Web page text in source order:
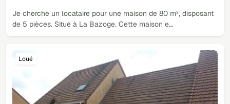
Je cherche un locataire pour une maison de 80 m², disposant
de 5 pièces. Situé à La Bazoge. Cette maison e…
Loué